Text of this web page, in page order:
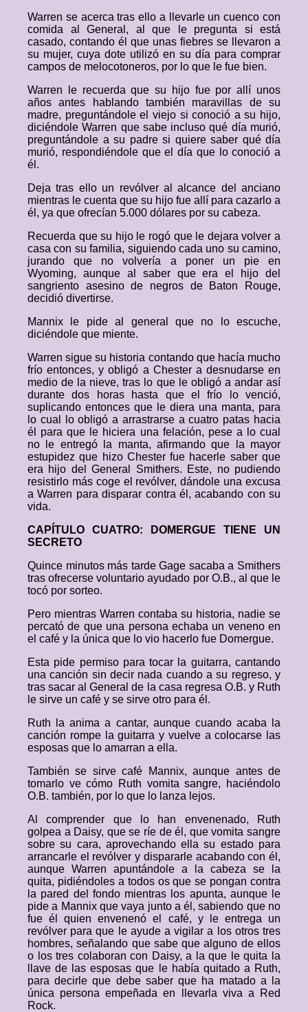
Warren se acerca tras ello a llevarle un cuenco con
comida al General, al que le pregunta si está
casado, contando él que unas fiebres se llevaron a
su mujer, cuya dote utilizó en su día para comprar
campos de melocotoneros, por lo que le fue bien.
Warren le recuerda que su hijo fue por allí unos
años antes hablando también maravillas de su
madre, preguntándole el viejo si conoció a su hijo,
diciéndole Warren que sabe incluso qué día murió,
preguntándole a su padre si quiere saber qué día
murió, respondiéndole que el día que lo conoció a
él.
Deja tras ello un revólver al alcance del anciano
mientras le cuenta que su hijo fue allí para cazarlo a
él, ya que ofrecían 5.000 dólares por su cabeza.
Recuerda que su hijo le rogó que le dejara volver a
casa con su familia, siguiendo cada uno su camino,
jurando que no volvería a poner un pie en
Wyoming, aunque al saber que era el hijo del
sangriento asesino de negros de Baton Rouge,
decidió divertirse.
Mannix le pide al general que no lo escuche,
diciéndole que miente.
Warren sigue su historia contando que hacía mucho
frío entonces, y obligó a Chester a desnudarse en
medio de la nieve, tras lo que le obligó a andar así
durante dos horas hasta que el frío lo venció,
suplicando entonces que le diera una manta, para
lo cual lo obligó a arrastrarse a cuatro patas hacia
él para que le hiciera una felación, pese a lo cual
no le entregó la manta, afirmando que la mayor
estupidez que hizo Chester fue hacerle saber que
era hijo del General Smithers. Este, no pudiendo
resistirlo más coge el revólver, dándole una excusa
a Warren para disparar contra él, acabando con su
vida.
CAPÍTULO CUATRO: DOMERGUE TIENE UN
SECRETO
Quince minutos más tarde Gage sacaba a Smithers
tras ofrecerse voluntario ayudado por O.B., al que le
tocó por sorteo.
Pero mientras Warren contaba su historia, nadie se
percató de que una persona echaba un veneno en
el café y la única que lo vio hacerlo fue Domergue.
Esta pide permiso para tocar la guitarra, cantando
una canción sin decir nada cuando a su regreso, y
tras sacar al General de la casa regresa O.B. y Ruth
le sirve un café y se sirve otro para él.
Ruth la anima a cantar, aunque cuando acaba la
canción rompe la guitarra y vuelve a colocarse las
esposas que lo amarran a ella.
También se sirve café Mannix, aunque antes de
tomarlo ve cómo Ruth vomita sangre, haciéndolo
O.B. también, por lo que lo lanza lejos.
Al comprender que lo han envenenado, Ruth
golpea a Daisy, que se ríe de él, que vomita sangre
sobre su cara, aprovechando ella su estado para
arrancarle el revólver y dispararle acabando con él,
aunque Warren apuntándole a la cabeza se la
quita, pidiéndoles a todos os que se pongan contra
la pared del fondo mientras los apunta, aunque le
pide a Mannix que vaya junto a él, sabiendo que no
fue él quien envenenó el café, y le entrega un
revólver para que le ayude a vigilar a los otros tres
hombres, señalando que sabe que alguno de ellos
o los tres colaboran con Daisy, a la que le quita la
llave de las esposas que le había quitado a Ruth,
para decirle que debe saber que ha matado a la
única persona empeñada en llevarla viva a Red
Rock.